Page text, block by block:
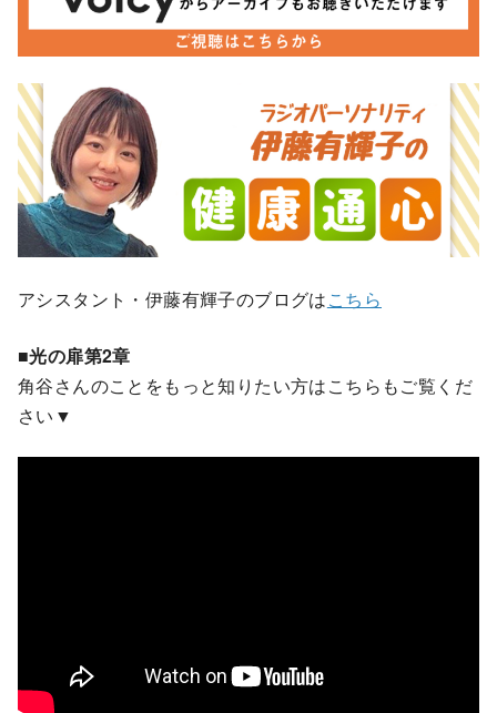
アシスタント・伊藤有輝子のブログはこちら
■光の扉第2章
角谷さんのことをもっと知りたい方はこちらもご覧くだ
さい▼